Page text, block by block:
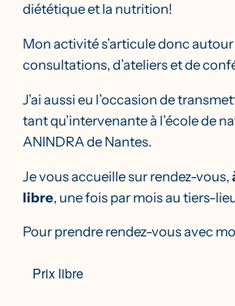
diététique et la nutrition!
Mon activité s’articule donc
consultations, d’ateliers et de
J’ai aussi eu l’occasion de
tant qu’intervenante à l’école de
ANINDRA de Nantes.
Je vous accueille sur rendez-vous,
libre, une fois par mois au tiers-
Pour prendre rendez-vous avec
Prix libre